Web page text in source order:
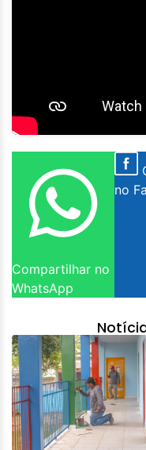
Compartilhar no
WhatsApp
no